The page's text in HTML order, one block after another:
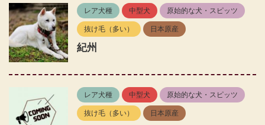
レア犬種 中型犬 原始的な犬・スピッツ
抜け毛（多い） 日本原産
紀州
レア犬種 中型犬 原始的な犬・スピッツ
抜け毛（多い） 日本原産